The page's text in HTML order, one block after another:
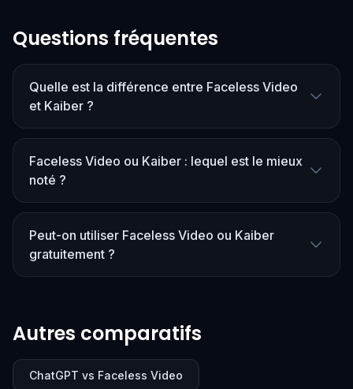
Questions fréquentes
Quelle est la différence entre Faceless Video
et Kaiber ?
Faceless Video ou Kaiber : lequel est le mieux
noté ?
Peut-on utiliser Faceless Video ou Kaiber
gratuitement ?
Autres comparatifs
ChatGPT vs Faceless Video